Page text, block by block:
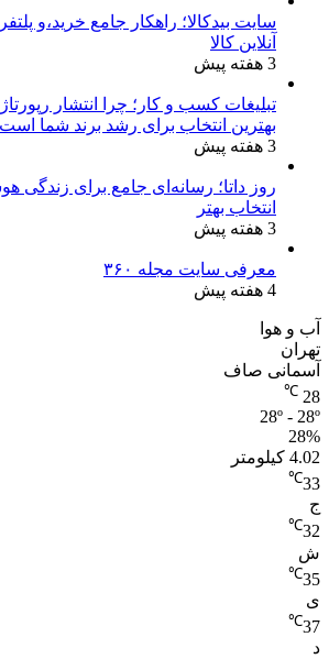
سایت بیدکالا؛ راهکار جامع خرید،و
آنلاین کالا
3 هفته پیش
تبلیغات کسب و کار؛ چرا انتشار
بهترین انتخاب برای رشد برند شما
3 هفته پیش
روز داتا؛ رسانه‌ای جامع برای زندگی
انتخاب بهتر
3 هفته پیش
معرفی سایت مجله ۳۶۰
4 هفته پیش
آب و هوا
تهران
آسمانی صاف
28
℃
28º - 28º
28%
4.02 کیلومتر
33
℃
ج
32
℃
ش
35
℃
ی
37
℃
د